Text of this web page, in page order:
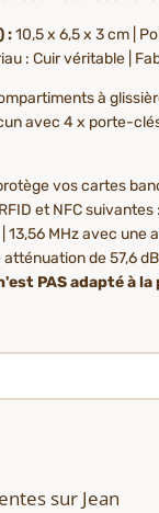
:10,5 x 6,5 x 3 cm |
: Cuir véritable |
à
avec 4 x porte-
vos cartes
et NFC suivantes
13,56 MHz avec une
de 57,6 dB |
PAS adapté à
sur Jean